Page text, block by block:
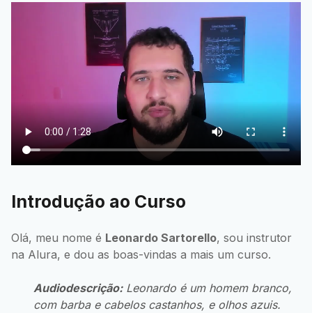
Introdução ao Curso
Olá, meu nome é Leonardo Sartorello, sou instrutor
na Alura, e dou as boas-vindas a mais um curso.
Audiodescrição:Leonardo é um homem branco,
com barba e cabelos castanhos, e olhos azuis.